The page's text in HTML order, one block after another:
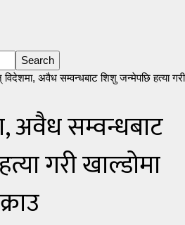
विदेशमा, अवैध सम्वन्धबाट शिशु जन्मेपछि हत्या गरी
अवैध सम्वन्धबाट
गरी खाल्डोमा